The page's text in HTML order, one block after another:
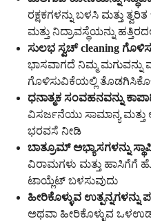
ರಕ್ಷಕಗಳನ್ನು ಬಳಸಿ ಮತ್ತು
ಮತ್ತು ನಿದ್ರಾವಸ್ಥೆಯನ್ನು
ಸುಲಭ ಸ್ವಚ್ cleaning
ಭಾಸವಾಗದೆ ನಿಮ್ಮ ಮಗುವನ್ನು
ಗೊಳಿಸುವಿಕೆಯಲ್ಲಿ
ಧನಾತ್ಮಕ ಸಂವಹನವನ್ನು
ವಿಸರ್ಜನೆಯು ಸಾಮಾನ್ಯ ಮತ್ತು
ಭರವಸೆ ನೀಡಿ
ಬಾತ್ರೂಮ್ ಅಭ್ಯಾಸಗಳನ್ನು
ವಿರಾಮಗಳು ಮತ್ತು ಹಾಸಿಗೆಗೆ
ಟಾಯ್ಲೆಟ್ ಬಳಸುವುದು
ಹೀರಿಕೊಳ್ಳುವ ಉತ್ಪನ್ನಗಳನ್ನು
ಅಥವಾ ಹೀರಿಕೊಳ್ಳುವ